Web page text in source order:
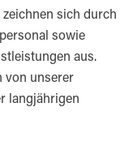
sich durch
sowie
aus.
von unserer
langjährigen